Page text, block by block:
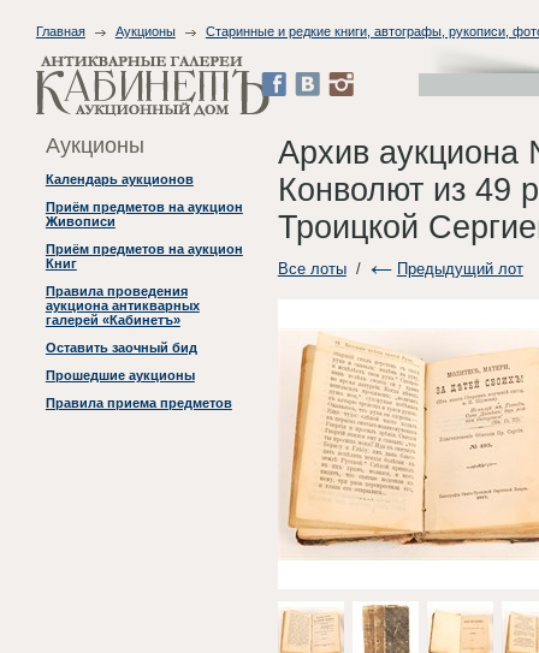
Главная Аукционы Старинные и редкие книги, автографы, рукописи,
Аукционы
Календарь аукционов
Приём предметов на аукцион
Живописи
Приём предметов на аукцион
Книг
Правила проведения
аукциона антикварных
галерей «Кабинетъ»
Оставить заочный бид
Прошедшие аукционы
Правила приема предметов
Архив
Конволют из 49
Троицкой
Все лоты/ Предыдущий лот